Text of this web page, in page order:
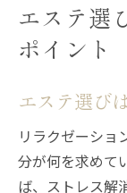
エステ選
ポイント
エステ選び
リラクゼーショ
分が何を求めて
ば、ストレス解